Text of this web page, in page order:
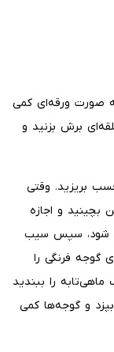
صورت ورقه‌ای کمی
برش بزنید و
بریزید. وقتی
بچینید و اجازه
شود، سپس سیب
گوجه فرنگی را
را ببندید
و گوجه‌ها کمی